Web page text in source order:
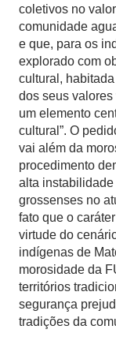
coletivos no
comunidade
e que, para os
explorado com
cultural,
dos seus
um elemento
cultural”. O
vai além da
procedimento
alta
grossenses no
fato que o
virtude do
indígenas de
morosidade da
territórios
segurança
tradições da